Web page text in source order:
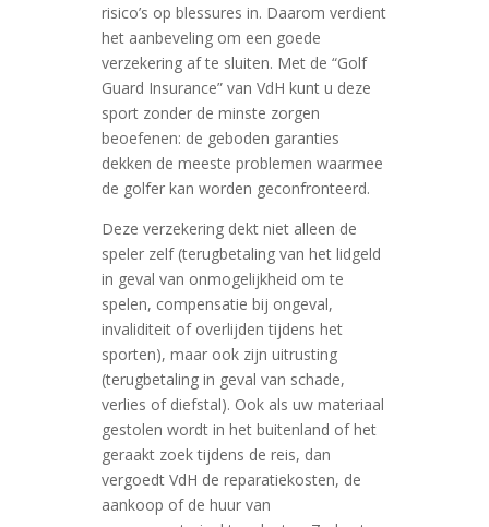
risico’s op blessures in. Daarom verdient
het aanbeveling om een goede
verzekering af te sluiten. Met de “Golf
Guard Insurance” van VdH kunt u deze
sport zonder de minste zorgen
beoefenen: de geboden garanties
dekken de meeste problemen waarmee
de golfer kan worden geconfronteerd.
Deze verzekering dekt niet alleen de
speler zelf (terugbetaling van het lidgeld
in geval van onmogelijkheid om te
spelen, compensatie bij ongeval,
invaliditeit of overlijden tijdens het
sporten), maar ook zijn uitrusting
(terugbetaling in geval van schade,
verlies of diefstal). Ook als uw materiaal
gestolen wordt in het buitenland of het
geraakt zoek tijdens de reis, dan
vergoedt VdH de reparatiekosten, de
aankoop of de huur van